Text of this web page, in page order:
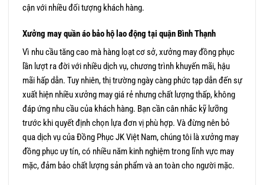
cận với nhiều đối tượng khách hàng.
Xưởng may quần áo bảo hộ lao động tại quận Bình Thạnh
Vì nhu cầu tăng cao mà hàng loạt cơ sở, xưởng may đồng phục
lần lượt ra đời với nhiều dịch vụ, chương trình khuyến mãi, hậu
mãi hấp dẫn. Tuy nhiên, thị trường ngày càng phức tạp dẫn đến sự
xuất hiện nhiều xưởng may giá rẻ nhưng chất lượng thấp, không
đáp ứng nhu cầu của khách hàng. Bạn cần cân nhắc kỹ lưỡng
trước khi quyết định chọn lựa đơn vị phù hợp. Và đừng nên bỏ
qua dịch vụ của Đồng Phục JK Việt Nam, chúng tôi là xưởng may
đồng phục uy tín, có nhiều năm kinh nghiệm trong lĩnh vực may
mặc, đảm bảo chất lượng sản phẩm và an toàn cho người mặc.